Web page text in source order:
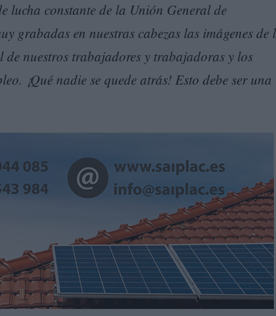
lucha constante de la Unión General de
grabadas en nuestras cabezas las imágenes de
nuestros trabajadores y trabajadoras y los
¡Qué nadie se quede atrás! Esto debe ser una